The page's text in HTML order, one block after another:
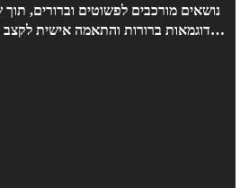
נושאים מורכבים לפשוטים וברורים,
דוגמאות ברורות והתאמה אישית